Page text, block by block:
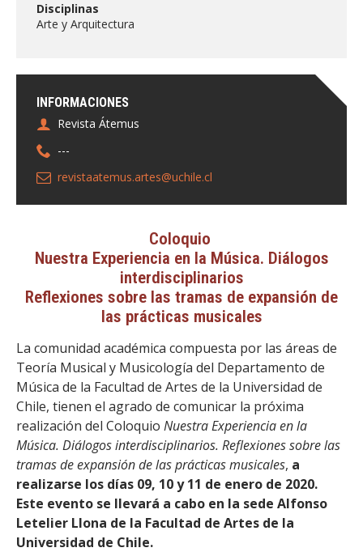
INFORMACIONES
Revista Átemus
---
revistaatemus.artes@uchile.cl
Disciplinas
Arte y Arquitectura
Coloquio
Nuestra Experiencia en la Música. Diálogos
interdisciplinarios
Reflexiones sobre las tramas de expansión de
las prácticas musicales
La comunidad académica compuesta por las áreas de
Teoría Musical y Musicología del Departamento de
Música de la Facultad de Artes de la Universidad de
Chile, tienen el agrado de comunicar la próxima
realización del Coloquio Nuestra Experiencia en la
Música. Diálogos interdisciplinarios. Reflexiones sobre las
tramas de expansión de las prácticas musicales, a
realizarse los días 09, 10 y 11 de enero de 2020.
Este evento se llevará a cabo en la sede Alfonso
Letelier Llona de la Facultad de Artes de la
Universidad de Chile.